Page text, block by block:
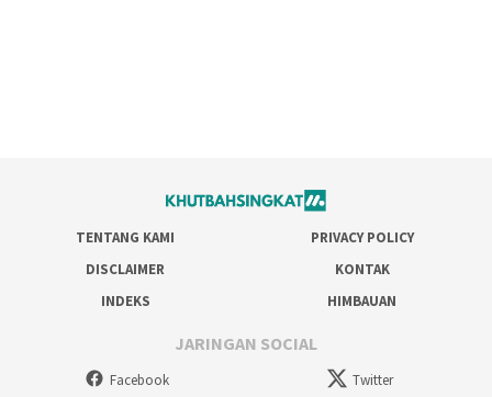
TENTANG KAMI
PRIVACY POLICY
DISCLAIMER
KONTAK
INDEKS
HIMBAUAN
JARINGAN SOCIAL
Facebook Twitter